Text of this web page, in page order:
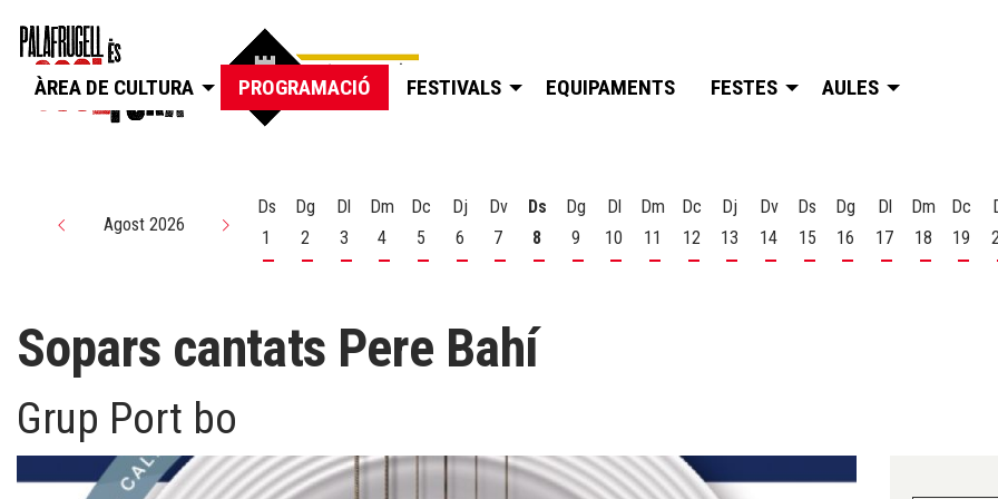
ÀREA DE CULTURA PROGRAMACIÓ FESTIVALS EQUIPAMENTS FESTES AULES
Agost 2026
Ds
1
Dissabte 1 d'agost
Dg
2
Diumenge 2 d'agost
Dl
3
Dilluns 3 d'agost
Dm
4
Dimarts 4 d'agost
Dc
5
Dimecres 5 d'agost
Dj
6
Dijous 6 d'agost
Dv
7
Divendres 7 d'agost
Ds
8
Dissabte 8 d'agost
Dg
9
Diumenge 9 d'agost
Dl
10
Dilluns 10 d'agost
Dm
11
Dimarts 11 d'agost
Dc
12
Dimecres 12 d'agost
Dj
13
Dijous 13 d'agost
Dv
14
Divendres 14 d'agost
Ds
15
Dissabte 15 d'agost
Dg
16
Diumenge 16 d'agost
Dl
17
Dilluns 17
Dm
18
Dimarts
Dc
19
Sopars cantats Pere Bahí
Grup Port bo